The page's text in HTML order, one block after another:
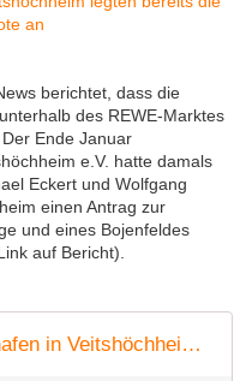
berichtet, dass die
des REWE-Marktes
Ende Januar
e.V. hatte damals
Eckert und Wolfgang
einen Antrag zur
und eines Bojenfeldes
auf Bericht).
Neuer Anlauf für Sportboothafen in Veitshöchheim durch Verein Marina Veitshöchheim e.V. - Veitshöchheim News